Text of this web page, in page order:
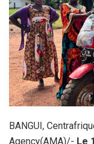
BANGUI,
Agency(AMA)/- Le